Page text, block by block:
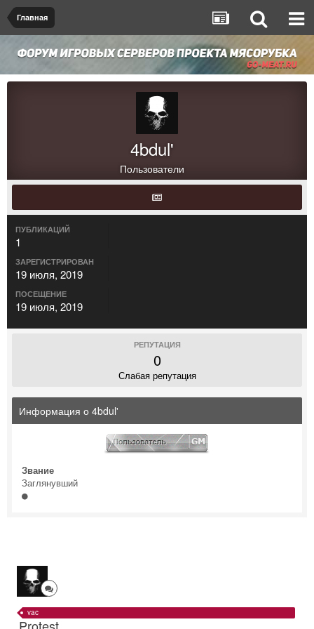
Главная
4bdul'
Пользователи
ПУБЛИКАЦИЙ
1
ЗАРЕГИСТРИРОВАН
19 июля, 2019
ПОСЕЩЕНИЕ
19 июля, 2019
РЕПУТАЦИЯ
0
Слабая репутация
Информация о 4bdul'
Звание
Заглянувший
vac
Protest